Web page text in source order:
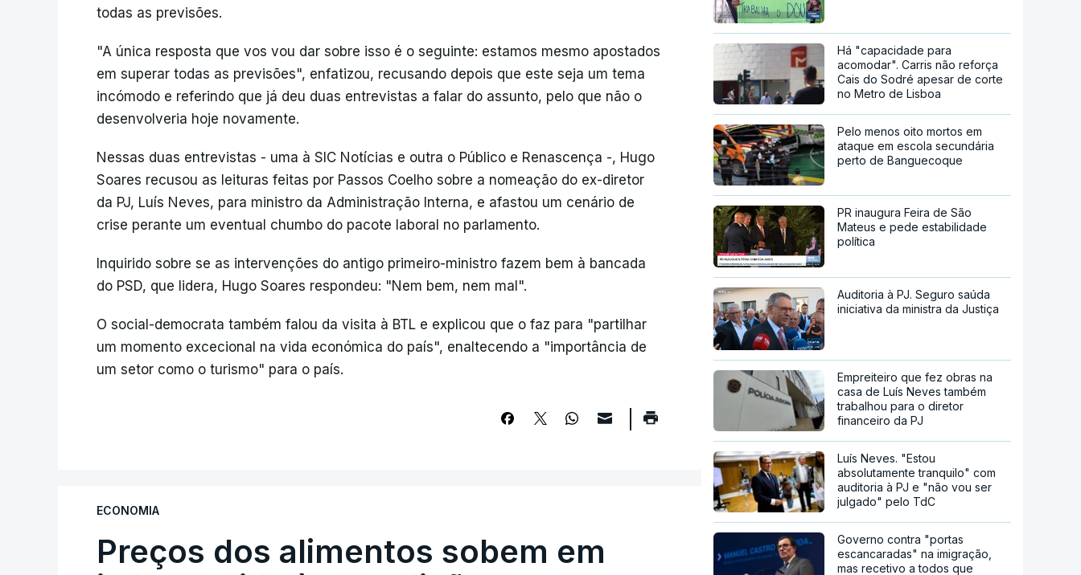
todas as previsões.
"A única resposta que vos vou dar sobre isso é o seguinte: estamos mesmo apostados
em superar todas as previsões", enfatizou, recusando depois que este seja um tema
incómodo e referindo que já deu duas entrevistas a falar do assunto, pelo que não o
desenvolveria hoje novamente.
Nessas duas entrevistas - uma à SIC Notícias e outra o Público e Renascença -, Hugo
Soares recusou as leituras feitas por Passos Coelho sobre a nomeação do ex-diretor
da PJ, Luís Neves, para ministro da Administração Interna, e afastou um cenário de
crise perante um eventual chumbo do pacote laboral no parlamento.
Inquirido sobre se as intervenções do antigo primeiro-ministro fazem bem à bancada
do PSD, que lidera, Hugo Soares respondeu: "Nem bem, nem mal".
O social-democrata também falou da visita à BTL e explicou que o faz para "partilhar
um momento excecional na vida económica do país", enaltecendo a "importância de
um setor como o turismo" para o país.
ECONOMIA
Preços dos alimentos sobem em
Há "capacidade para
acomodar". Carris não reforça
Cais do Sodré apesar de corte
no Metro de Lisboa
Pelo menos oito mortos em
ataque em escola secundária
perto de Banguecoque
PR inaugura Feira de São
Mateus e pede estabilidade
política
Auditoria à PJ. Seguro saúda
iniciativa da ministra da Justiça
Empreiteiro que fez obras na
casa de Luís Neves também
trabalhou para o diretor
financeiro da PJ
Luís Neves. "Estou
absolutamente tranquilo" com
auditoria à PJ e "não vou ser
julgado" pelo TdC
Governo contra "portas
escancaradas" na imigração,
mas recetivo a todos que